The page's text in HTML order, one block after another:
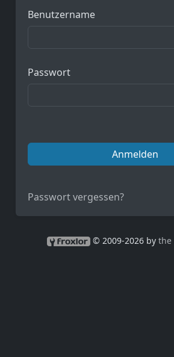
Benutzername
Passwort
Anmelden
Passwort vergessen?
© 2009-2026 by the